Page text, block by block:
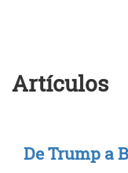
Artículos
De Trump a